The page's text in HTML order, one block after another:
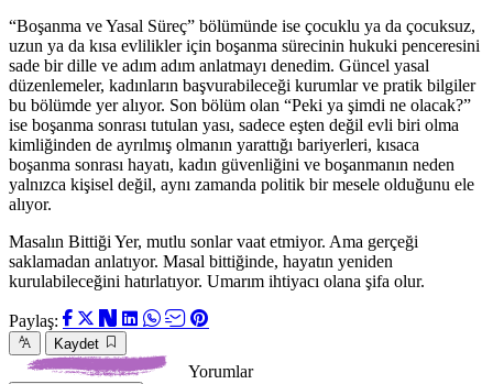
“Boşanma ve Yasal Süreç” bölümünde ise çocuklu ya da çocuksuz,
uzun ya da kısa evlilikler için boşanma sürecinin hukuki penceresini
sade bir dille ve adım adım anlatmayı denedim. Güncel yasal
düzenlemeler, kadınların başvurabileceği kurumlar ve pratik bilgiler
bu bölümde yer alıyor. Son bölüm olan “Peki ya şimdi ne olacak?”
ise boşanma sonrası tutulan yası, sadece eşten değil evli biri olma
kimliğinden de ayrılmış olmanın yarattığı bariyerleri, kısaca
boşanma sonrası hayatı, kadın güvenliğini ve boşanmanın neden
yalnızca kişisel değil, aynı zamanda politik bir mesele olduğunu ele
alıyor.
Masalın Bittiği Yer, mutlu sonlar vaat etmiyor. Ama gerçeği
saklamadan anlatıyor. Masal bittiğinde, hayatın yeniden
kurulabileceğini hatırlatıyor. Umarım ihtiyacı olana şifa olur.
Paylaş:
Kaydet
Yorumlar